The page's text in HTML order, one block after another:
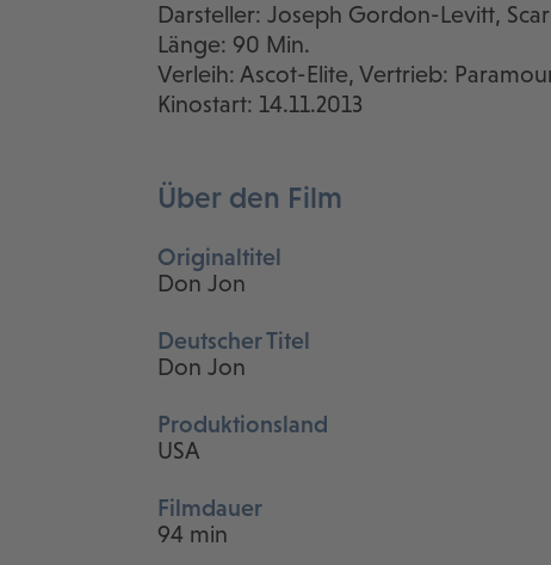
Darsteller: Joseph Gordon-Levitt,
Länge: 90 Min.
Verleih: Ascot-Elite, Vertrieb:
Kinostart: 14.11.2013
Über den Film
Originaltitel
Don Jon
Deutscher Titel
Don Jon
Produktionsland
USA
Filmdauer
94 min